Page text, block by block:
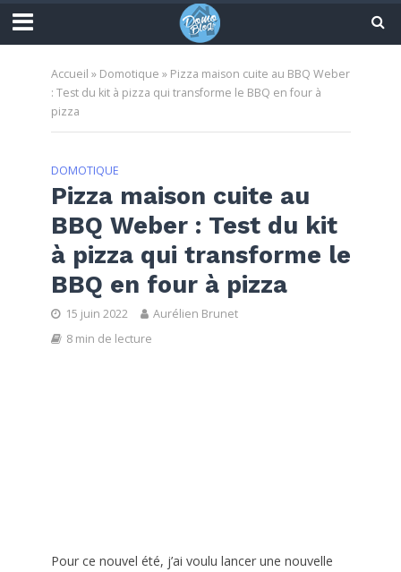
Accueil » Domotique » Pizza maison cuite au BBQ Weber
: Test du kit à pizza qui transforme le BBQ en four à
pizza
DOMOTIQUE
Pizza maison cuite au
BBQ Weber : Test du kit
à pizza qui transforme le
BBQ en four à pizza
15 juin 2022
Aurélien Brunet
8 min de lecture
Pour ce nouvel été, j’ai voulu lancer une nouvelle